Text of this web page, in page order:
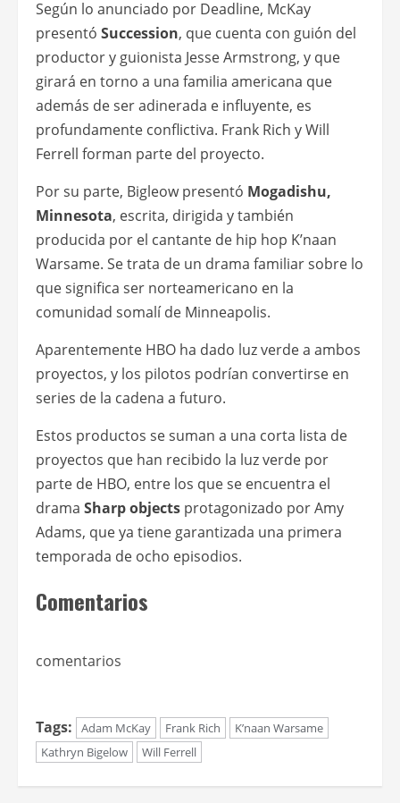
Según lo anunciado por Deadline, McKay
presentó Succession, que cuenta con guión del
productor y guionista Jesse Armstrong, y que
girará en torno a una familia americana que
además de ser adinerada e influyente, es
profundamente conflictiva. Frank Rich y Will
Ferrell forman parte del proyecto.
Por su parte, Bigleow presentó Mogadishu,
Minnesota, escrita, dirigida y también
producida por el cantante de hip hop K’naan
Warsame. Se trata de un drama familiar sobre lo
que significa ser norteamericano en la
comunidad somalí de Minneapolis.
Aparentemente HBO ha dado luz verde a ambos
proyectos, y los pilotos podrían convertirse en
series de la cadena a futuro.
Estos productos se suman a una corta lista de
proyectos que han recibido la luz verde por
parte de HBO, entre los que se encuentra el
drama Sharp objects protagonizado por Amy
Adams, que ya tiene garantizada una primera
temporada de ocho episodios.
Comentarios
comentarios
Tags: Adam McKay Frank Rich
K’naan Warsame
Kathryn Bigelow
Will Ferrell